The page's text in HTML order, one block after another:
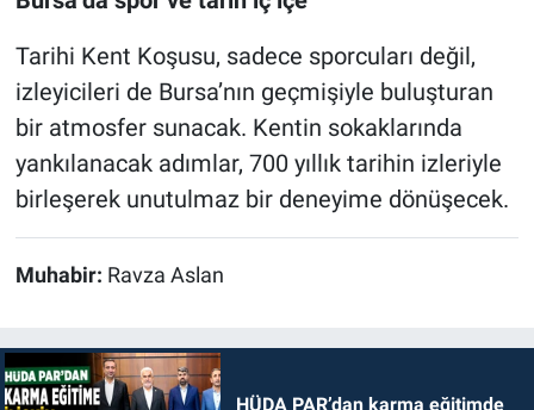
Tarihi Kent Koşusu, sadece sporcuları değil,
izleyicileri de Bursa’nın geçmişiyle buluşturan
bir atmosfer sunacak. Kentin sokaklarında
yankılanacak adımlar, 700 yıllık tarihin izleriyle
birleşerek unutulmaz bir deneyime dönüşecek.
Muhabir: Ravza Aslan
HÜDA PAR’dan karma eğitimde